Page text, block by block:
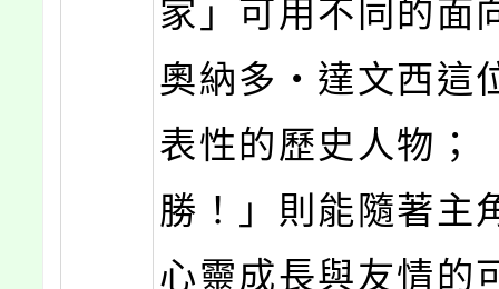
家」可用不同的面
奧納多‧達文西這
表性的歷史人物；
勝！」則能隨著主
心靈成長與友情的